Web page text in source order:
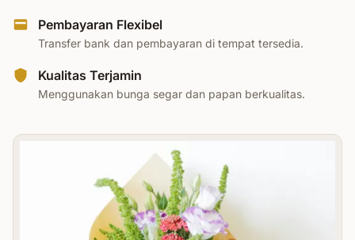
Pembayaran Flexibel
Transfer bank dan pembayaran di tempat tersedia.
Kualitas Terjamin
Menggunakan bunga segar dan papan berkualitas.